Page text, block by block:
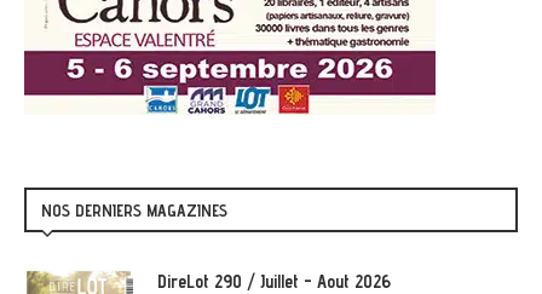
NOS DERNIERS MAGAZINES
DireLot 290 / Juillet - Aout 2026